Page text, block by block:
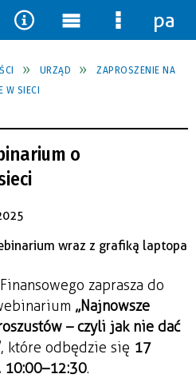
URZĄD
ZAPROSZENIE NA
W SIECI
o
zaprasza do
„Najnowsze
– czyli jak nie dać
, które odbędzie się 17
10:00–12:30.
Narzędzia
Menu
główne
Menu